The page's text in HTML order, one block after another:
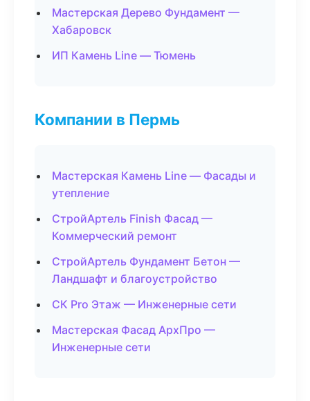
Мастерская Дерево Фундамент —
Хабаровск
ИП Камень Line — Тюмень
Компании в Пермь
Мастерская Камень Line — Фасады и
утепление
СтройАртель Finish Фасад —
Коммерческий ремонт
СтройАртель Фундамент Бетон —
Ландшафт и благоустройство
СК Pro Этаж — Инженерные сети
Мастерская Фасад АрхПро —
Инженерные сети